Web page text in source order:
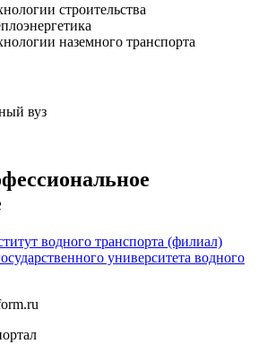
строительства
наземного транспорта
вуз
водного транспорта (филиал)
университета водного